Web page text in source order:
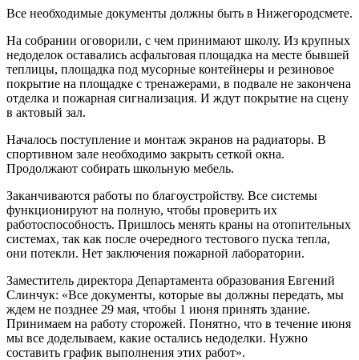
Все необходимые документы должны быть в Нижегородсмете.
На собрании оговорили, с чем принимают школу. Из крупных
недоделок оставались асфальтовая площадка на месте бывшей
теплицы, площадка под мусорные контейнеры и резиновое
покрытие на площадке с тренажерами, в подвале не закончена
отделка и пожарная сигнализация. И ждут покрытие на сцену
в актовый зал.
Началось поступление и монтаж экранов на радиаторы. В
спортивном зале необходимо закрыть сеткой окна.
Продолжают собирать школьную мебель.
Заканчиваются работы по благоустройству. Все системы
функционируют на полную, чтобы проверить их
работоспособность. Пришлось менять краны на отопительных
системах, так как после очередного тестового пуска тепла,
они потекли. Нет заключения пожарной лаборатории.
Заместитель директора Департамента образования Евгений
Слинчук: «Все документы, которые вы должны передать, мы
ждем не позднее 29 мая, чтобы 1 июня принять здание.
Принимаем на работу сторожей. Понятно, что в течение июня
мы все доделываем, какие остались недоделки. Нужно
составить график выполнения этих работ».